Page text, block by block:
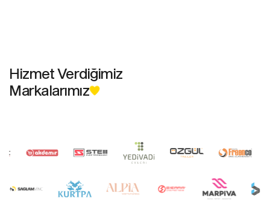
Hizmet Verdiğimiz
Markalarımız